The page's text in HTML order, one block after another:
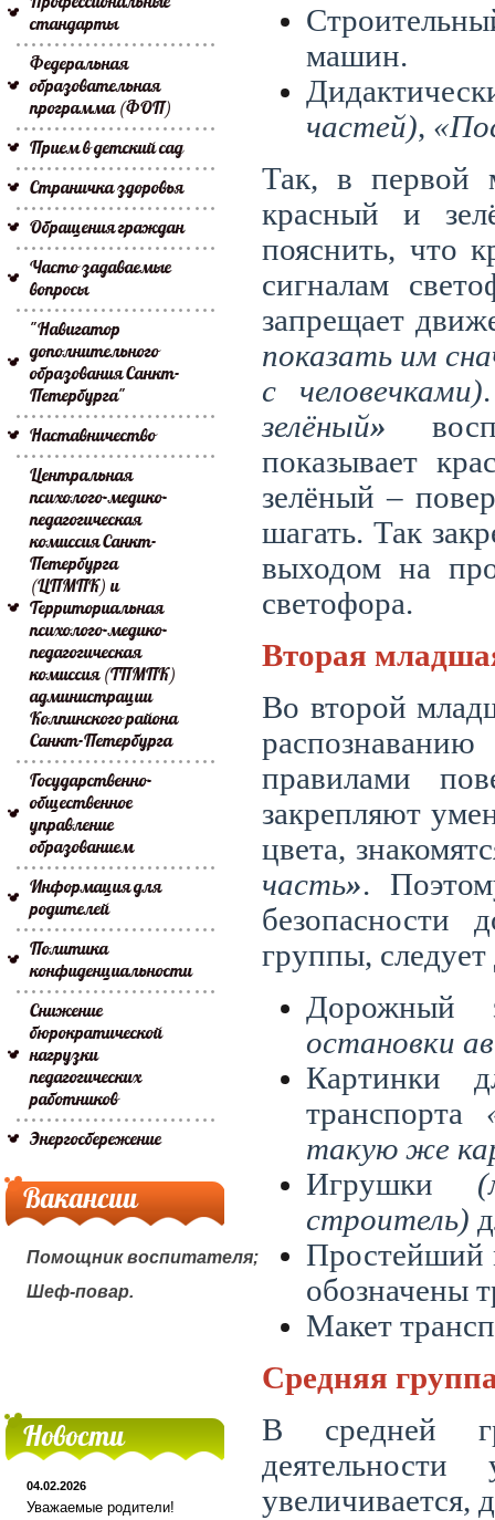
машин.
частей),
Так, в первой
красный и
пояснить, что
сигналам
запрещает
показать им
с человечками)
зелёный»
показывает
зелёный –
шагать. Так
выходом на
светофора.
Вторая
Во второй
правилами
закрепляют
цвета,
часть».
безопасности
группы, следует
Дорожный
остановки
Картинки
транспорта
такую же
Игрушки
строитель)
Простейший
обозначены
Макет
Средняя
В средней
увеличивается,
стандарты
Федеральная
образовательная
программа (ФОП)
Прием в детский сад
Страничка здоровья
Обращения граждан
Часто задаваемые
вопросы
"Навигатор
дополнительного
образования Санкт-
Петербурга"
Наставничество
Центральная
психолого-медико-
педагогическая
комиссия Санкт-
Петербурга
(ЦПМПК) и
Территориальная
психолого-медико-
педагогическая
комиссия (ТПМПК)
администрации
Колпинского района
Санкт-Петербурга
Государственно-
общественное
управление
образованием
Информация для
родителей
Политика
конфиденциальности
Снижение
бюрократической
нагрузки
педагогических
работников
Энергосбережение
Вакансии
Помощник воспитателя;
Шеф-повар.
Новости
04.02.2026
Уважаемые родители!